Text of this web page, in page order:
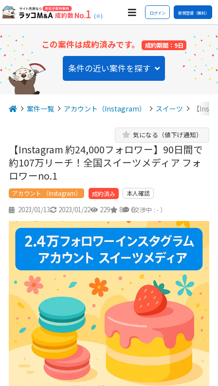
(※) ログイン 新規登録（無料）
この案件は成約済みです。 成約期間：9日
条件の近い案件を探す
案件一覧 アカウント（Instagram） スイーツ 【
【Instagram 約24,000フォロワー】90日間で
約107万リーチ！全国スイーツメディア フォ
ロワーno.1
気になる（値下げ通知）
アカウント （Instagram） 成約済み 本人確認
2023/01/13 2023/01/22 229 8 6
（交渉中 : - ）